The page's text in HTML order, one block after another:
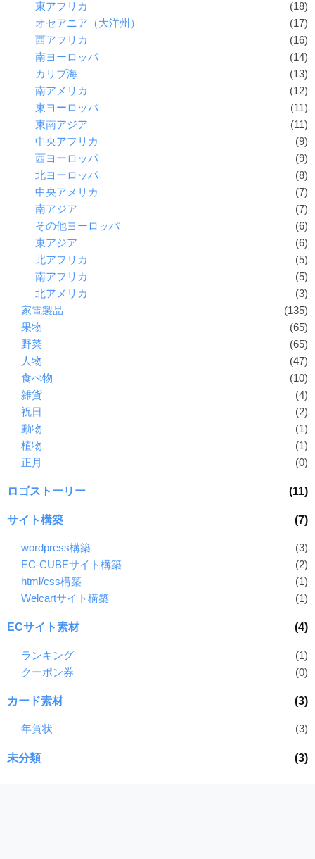
東アフリカ
(18)
オセアニア（大洋州）
(17)
西アフリカ
(16)
南ヨーロッパ
(14)
カリブ海
(13)
南アメリカ
(12)
東ヨーロッパ
(11)
東南アジア
(11)
中央アフリカ
(9)
西ヨーロッパ
(9)
北ヨーロッパ
(8)
中央アメリカ
(7)
南アジア
(7)
その他ヨーロッパ
(6)
東アジア
(6)
北アフリカ
(5)
南アフリカ
(5)
北アメリカ
(3)
家電製品
(135)
果物
(65)
野菜
(65)
人物
(47)
食べ物
(10)
雑貨
(4)
祝日
(2)
動物
(1)
植物
(1)
正月
(0)
ロゴストーリー (11)
サイト構築 (7)
wordpress構築
(3)
EC-CUBEサイト構築
(2)
html/css構築
(1)
Welcartサイト構築
(1)
ECサイト素材 (4)
ランキング
(1)
クーポン券
(0)
カード素材 (3)
年賀状 (3)
未分類 (3)